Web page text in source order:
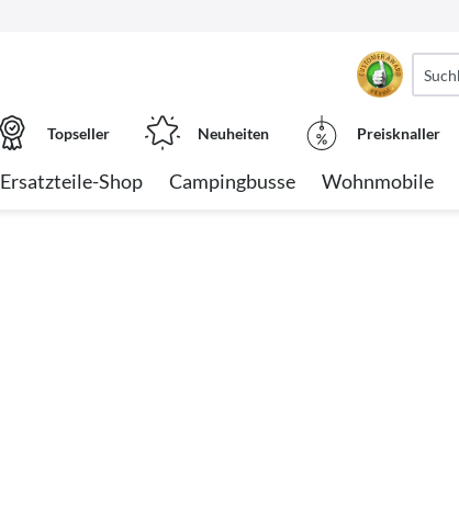
Topseller Neuheiten Preisknaller
Ersatzteile-Shop Campingbusse Wohnmobile